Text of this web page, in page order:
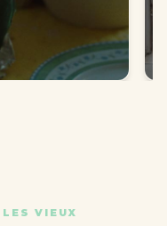
LES VIEUX